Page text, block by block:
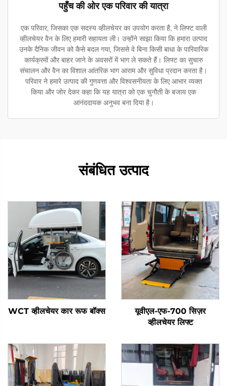
पहुँच की ओर एक परिवार की यात्रा
एक परिवार, जिसका एक सदस्य व्हीलचेयर का उपयोग करता है, ने लिफ्ट वाली
व्हीलचेयर वैन के लिए हमारी सहायता ली। उन्होंने साझा किया कि हमारा उत्पाद
उनके दैनिक जीवन को कैसे बदल गया, जिससे वे बिना किसी बाधा के पारिवारिक
कार्यक्रमों और बाहर जाने के अवसरों में भाग ले सकते हैं। लिफ्ट का सुचारु
संचालन और वैन का विशाल आंतरिक भाग आराम और सुविधा प्रदान करता है।
परिवार ने हमारे उत्पाद की गुणवत्ता और विश्वसनीयता के लिए आभार व्यक्त
किया और जोर देकर कहा कि यह यात्रा को एक चुनौती के बजाय एक
आनंददायक अनुभव बना दिया है।
संबंधित उत्पाद
WCT व्हीलचेयर कार रूफ बॉक्स
यूवीएल-एफ-700 सिज़र
व्हीलचेयर लिफ्ट